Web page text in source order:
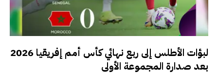
لبؤات الأطلس إلى ربع نهائي كأس أمم إفريقيا 2026
بعد صدارة المجموعة الأولى